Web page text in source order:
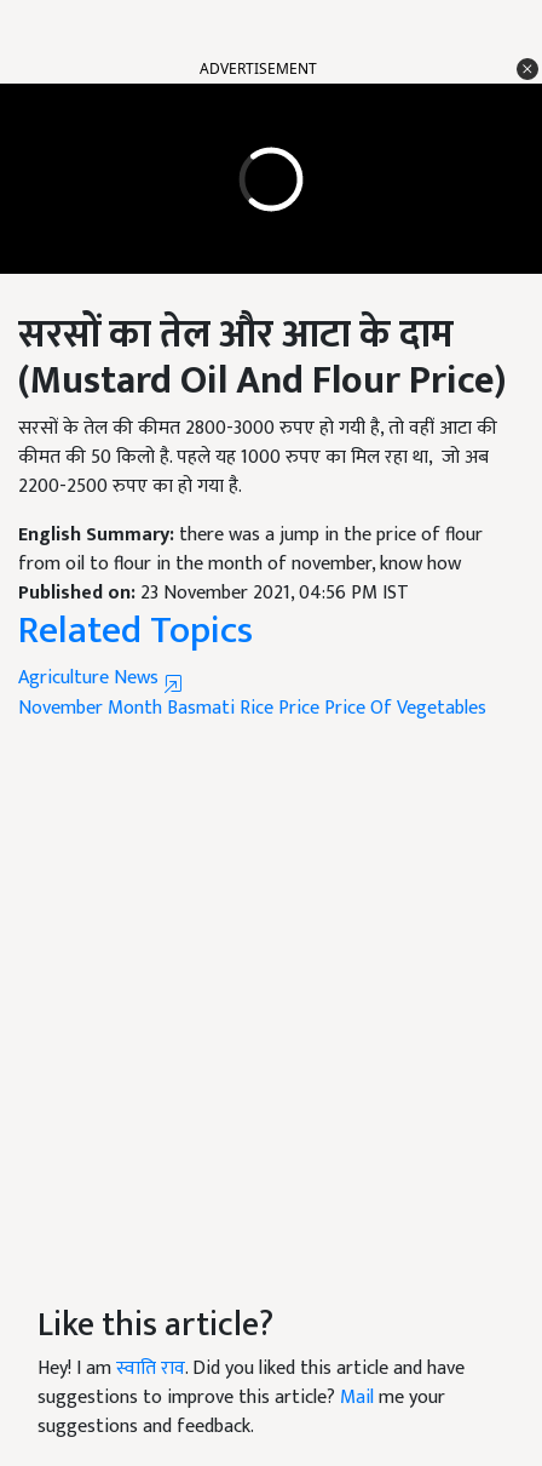
ADVERTISEMENT
सरसों का तेल और आटा के दाम
(Mustard Oil And Flour Price)
सरसों के तेल की कीमत 2800-3000 रुपए हो गयी है, तो वहीं आटा की
कीमत की 50 किलो है. पहले यह 1000 रुपए का मिल रहा था, जो अब
2200-2500 रुपए का हो गया है.
English Summary:there was a jump in the price of flour
from oil to flour in the month of november, know how
Published on:23 November 2021, 04:56 PM IST
Related Topics
Agriculture News
November MonthBasmati Rice PricePrice Of Vegetables
Like this article?
Hey! I amस्वाति राव. Did you liked this article and have
suggestions to improve this article? Mailme your
suggestions and feedback.